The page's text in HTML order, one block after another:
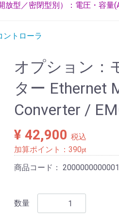
型／密閉型別）：電圧・容
ントローラ
オプション：
ター Ethernet
Converter /
¥ 42,900 税込
加算ポイント：390pt
商品コード：
数量